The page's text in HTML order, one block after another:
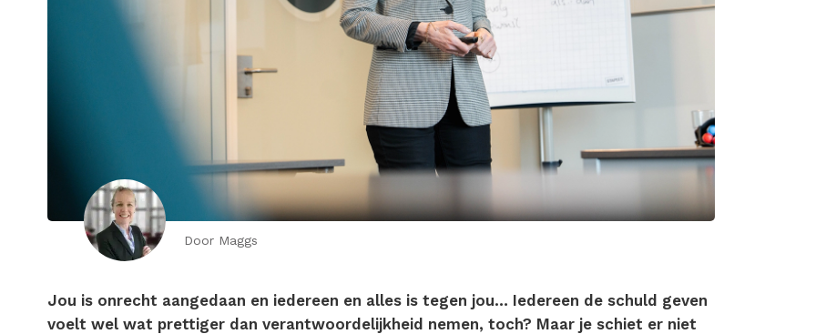
Door Maggs
Jou is onrecht aangedaan en iedereen en alles is tegen jou… Iedereen de schuld geven
voelt wel wat prettiger dan verantwoordelijkheid nemen, toch? Maar je schiet er niet